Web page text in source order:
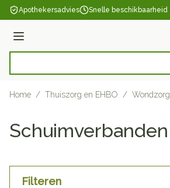
Ga naar de inhoud
Apothekersadvies Snelle beschikbaarheid
Menu
Home / Thuiszorg en EHBO / Wondzorg
Schuimverbanden
Filteren